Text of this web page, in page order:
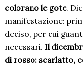
colorano le gote.
manifestazione:
deciso, per cui
necessari. Il
di rosso: scarlatto,